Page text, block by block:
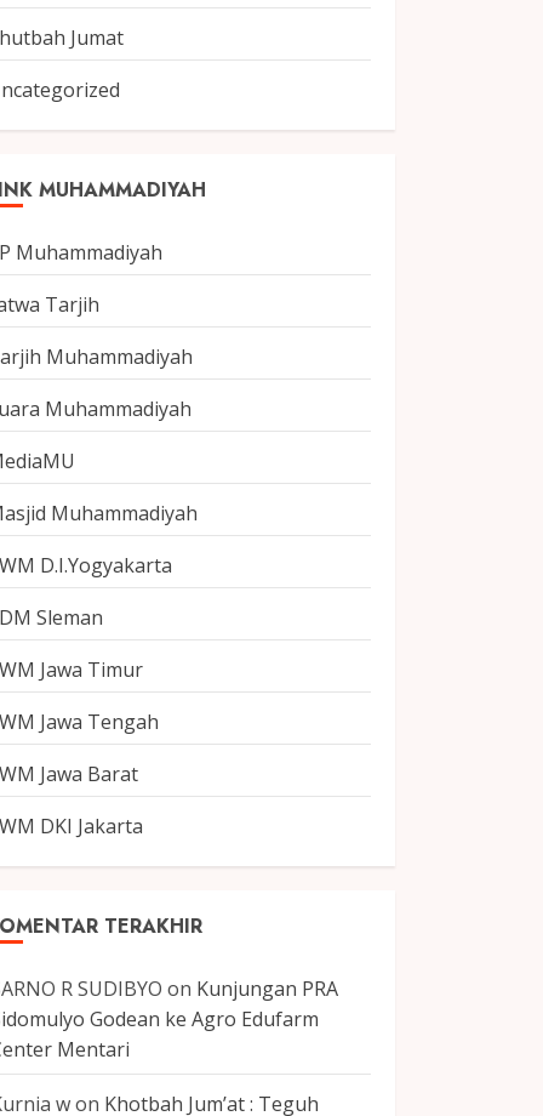
Jumat
MUHAMMADIYAH
Muhammadiyah
Tarjih
Muhammadiyah
Muhammadiyah
Muhammadiyah
D.I.Yogyakarta
Sleman
Jawa Timur
Jawa Tengah
Jawa Barat
DKI Jakarta
TERAKHIR
R SUDIBYO on Kunjungan PRA
Godean ke Agro Edufarm
Mentari
won Khotbah Jum’at : Teguh